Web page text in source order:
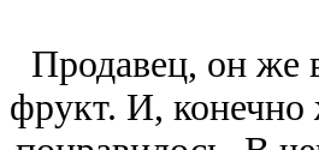
Продавец, он же
фрукт. И, конечно